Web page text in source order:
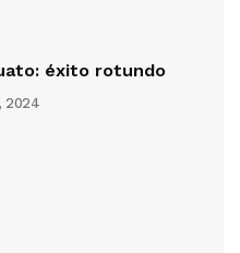
éxito rotundo
2024